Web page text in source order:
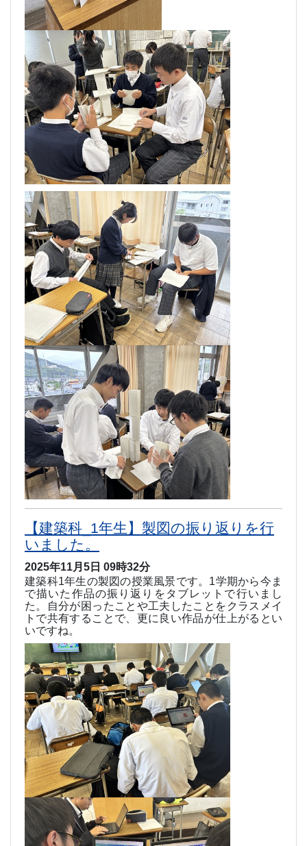
【建築科_1年生】製図の振り返りを行
いました。
2025年11月5日 09時32分
建築科1年生の製図の授業風景です。 1学期から今ま
で描いた作品の振り返りをタブレットで行いまし
た。自分が困ったことや工夫したことをクラスメイ
トで共有することで、更に良い作品が仕上がるとい
いですね。